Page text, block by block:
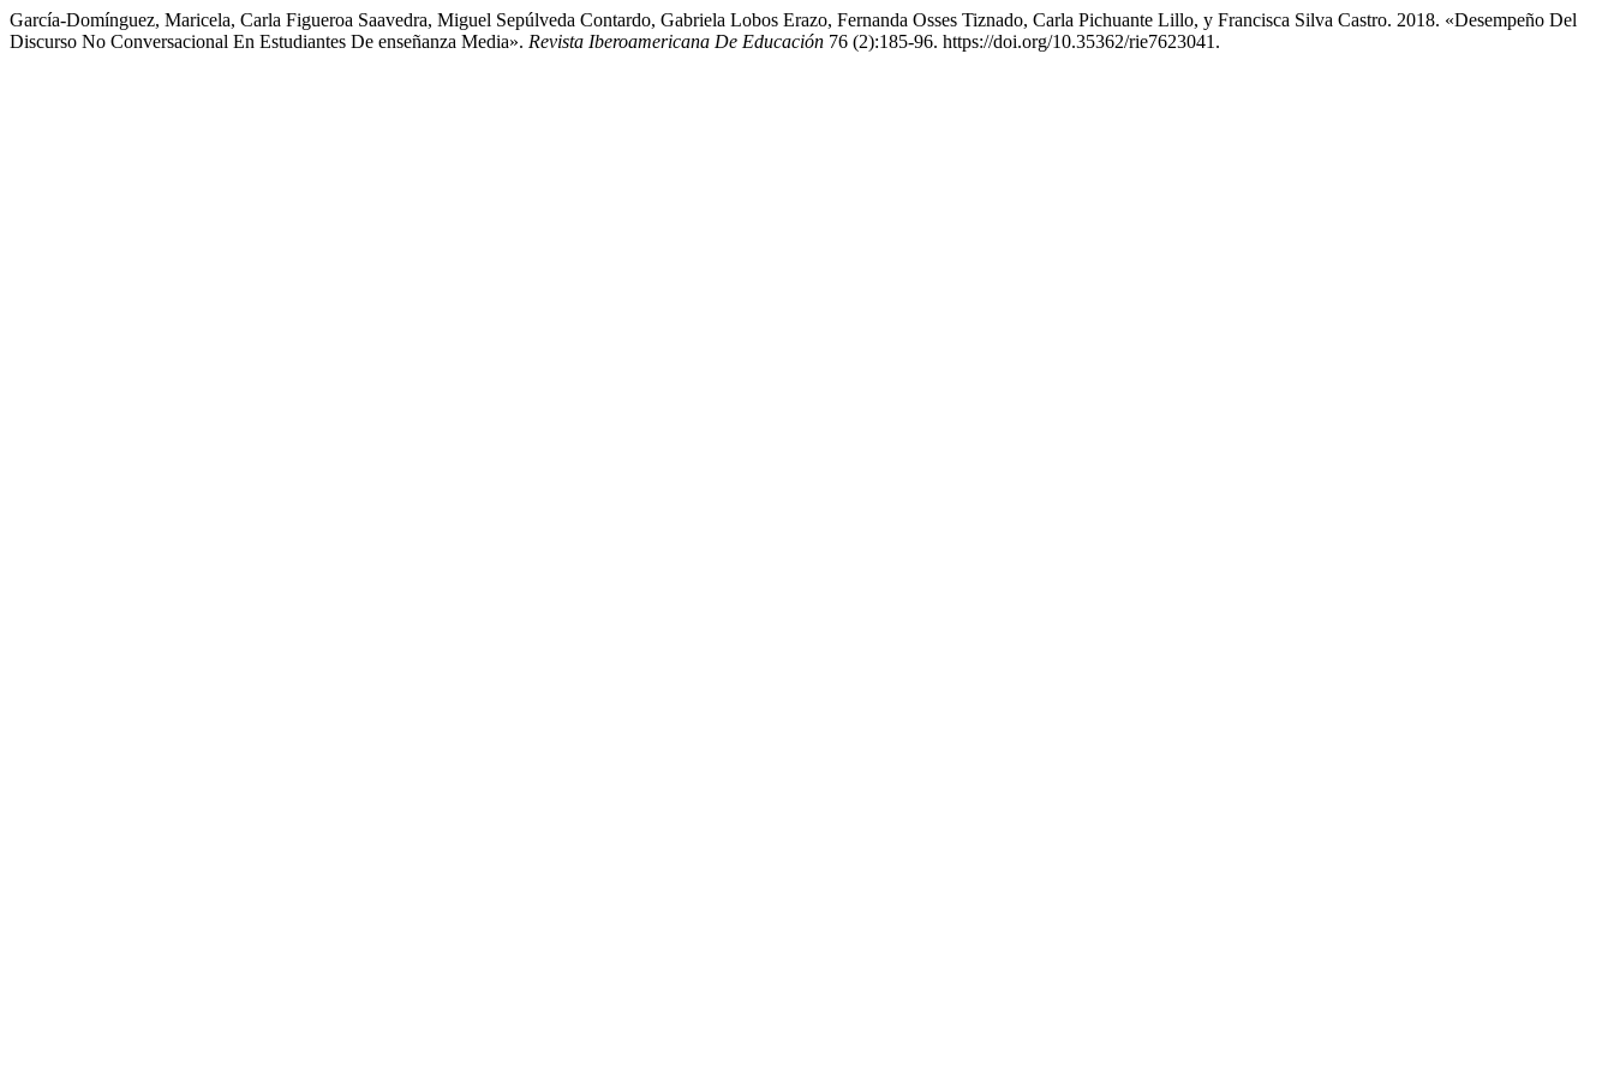
García-Domínguez, Maricela, Carla Figueroa Saavedra, Miguel Sepúlveda Contardo, Gabriela Lobos Erazo, Fernanda Osses Tiznado, Carla Pichuante Lillo, y Francisca Silva Castro. 2018. «Desempeño Del
Discurso No Conversacional En Estudiantes De enseñanza Media». Revista Iberoamericana De Educación 76 (2):185-96. https://doi.org/10.35362/rie7623041.